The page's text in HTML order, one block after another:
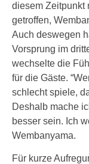
diesem Zeitpunkt
getroffen,
Auch deswegen
Vorsprung im
wechselte die
für die Gäste.
schlecht spiele,
Deshalb mache
besser sein. Ich
Wembanyama.
Für kurze